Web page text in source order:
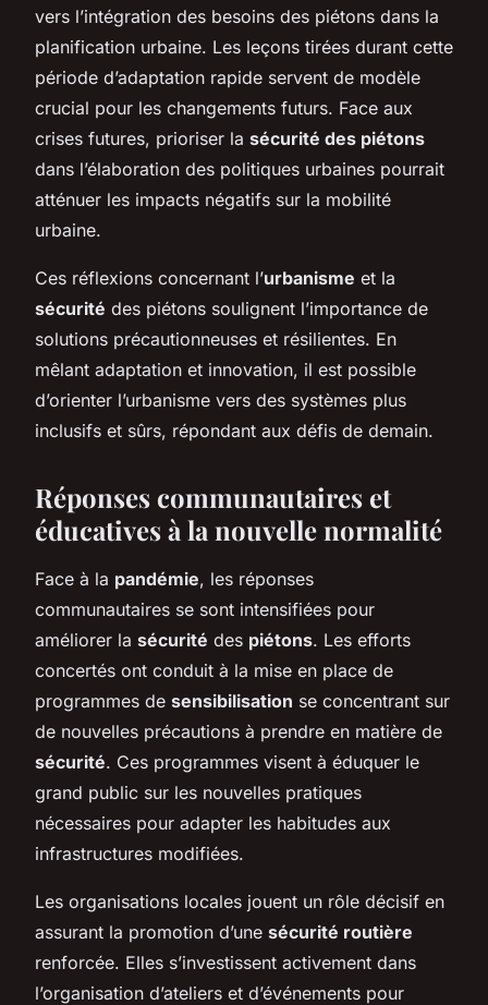
vers l’intégration des besoins des piétons dans la
planification urbaine. Les leçons tirées durant cette
période d’adaptation rapide servent de modèle
crucial pour les changements futurs. Face aux
crises futures, prioriser la sécurité des piétons
dans l’élaboration des politiques urbaines pourrait
atténuer les impacts négatifs sur la mobilité
urbaine.
Ces réflexions concernant l’urbanisme et la
sécurité des piétons soulignent l’importance de
solutions précautionneuses et résilientes. En
mêlant adaptation et innovation, il est possible
d’orienter l’urbanisme vers des systèmes plus
inclusifs et sûrs, répondant aux défis de demain.
Réponses communautaires et
éducatives à la nouvelle normalité
Face à la pandémie, les réponses
communautaires se sont intensifiées pour
améliorer la sécurité des piétons. Les efforts
concertés ont conduit à la mise en place de
programmes de sensibilisation se concentrant sur
de nouvelles précautions à prendre en matière de
sécurité. Ces programmes visent à éduquer le
grand public sur les nouvelles pratiques
nécessaires pour adapter les habitudes aux
infrastructures modifiées.
Les organisations locales jouent un rôle décisif en
assurant la promotion d’une sécurité routière
renforcée. Elles s’investissent activement dans
l’organisation d’ateliers et d’événements pour